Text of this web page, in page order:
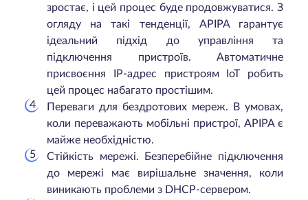
зростає, і цей процес буде продовжуватися. З
огляду на такі тенденції, APIPA гарантує
ідеальний підхід до управління та
підключення пристроїв. Автоматичне
присвоєння IP-адрес пристроям IoT робить
цей процес набагато простішим.
Переваги для бездротових мереж. В умовах,
коли переважають мобільні пристрої, APIPA є
майже необхідністю.
Стійкість мережі. Безперебійне підключення
до мережі має вирішальне значення, коли
виникають проблеми з DHCP-сервером.